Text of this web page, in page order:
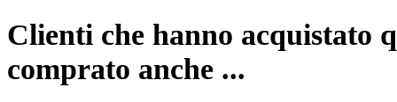
Clienti che hanno acquistato
comprato anche ...